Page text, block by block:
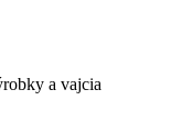
a vajcia